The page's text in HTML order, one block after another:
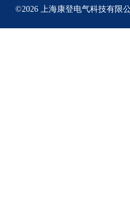
©2026 上海康登电气科技有限